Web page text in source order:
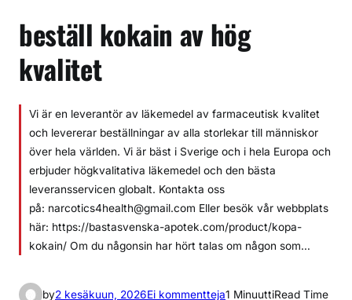
beställ kokain av hög
kvalitet
Vi är en leverantör av läkemedel av farmaceutisk kvalitet
och levererar beställningar av alla storlekar till människor
över hela världen. Vi är bäst i Sverige och i hela Europa och
erbjuder högkvalitativa läkemedel och den bästa
leveransservicen globalt. Kontakta oss
på: narcotics4health@gmail.com Eller besök vår webbplats
här: https://bastasvenska-apotek.com/product/kopa-
kokain/ Om du någonsin har hört talas om någon som…
by2 kesäkuun, 2026Ei kommenttejaa
1 MinuuttiRead Time